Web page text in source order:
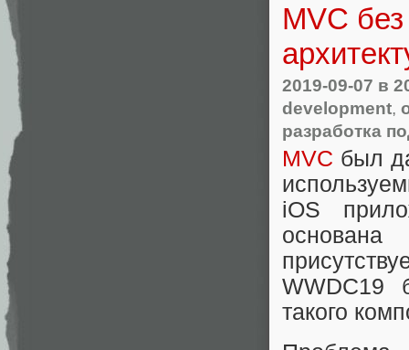
MVC
2019-09-07 в
development,
разработка
MVC был
iOS
WWDC19
такого